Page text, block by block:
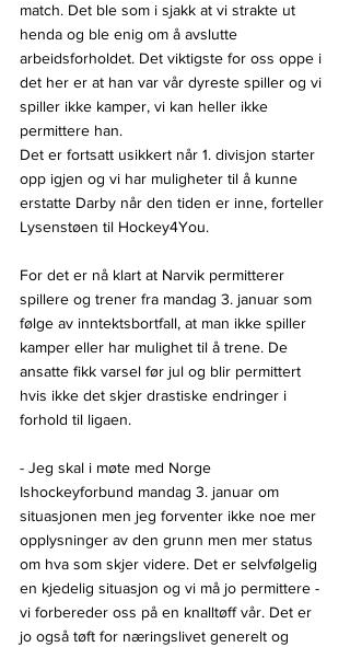
match. Det ble som i sjakk at vi strakte ut
henda og ble enig om å avslutte
arbeidsforholdet. Det viktigste for oss oppe i
det her er at han var vår dyreste spiller og vi
spiller ikke kamper, vi kan heller ikke
permittere han.
Det er fortsatt usikkert når 1. divisjon starter
opp igjen og vi har muligheter til å kunne
erstatte Darby når den tiden er inne, forteller
Lysenstøen til Hockey4You.
For det er nå klart at Narvik permitterer
spillere og trener fra mandag 3. januar som
følge av inntektsbortfall, at man ikke spiller
kamper eller har mulighet til å trene. De
ansatte fikk varsel før jul og blir permittert
hvis ikke det skjer drastiske endringer i
forhold til ligaen.
- Jeg skal i møte med Norge
Ishockeyforbund mandag 3. januar om
situasjonen men jeg forventer ikke noe mer
opplysninger av den grunn men mer status
om hva som skjer videre. Det er selvfølgelig
en kjedelig situasjon og vi må jo permittere -
vi forbereder oss på en knalltøff vår. Det er
jo også tøft for næringslivet generelt og